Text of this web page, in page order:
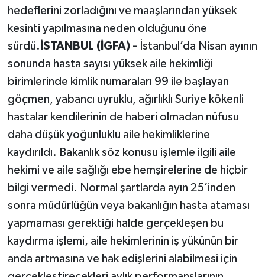
hedeflerini zorladığını ve maaşlarından yüksek
kesinti yapılmasına neden olduğunu öne
sürdü. İSTANBUL (İGFA) - İstanbul’da Nisan ayının
sonunda hasta sayısı yüksek aile hekimliği
birimlerinde kimlik numaraları 99 ile başlayan
göçmen, yabancı uyruklu, ağırlıklı Suriye kökenli
hastalar kendilerinin de haberi olmadan nüfusu
daha düşük yoğunluklu aile hekimliklerine
kaydırıldı. Bakanlık söz konusu işlemle ilgili aile
hekimi ve aile sağlığı ebe hemşirelerine de hiçbir
bilgi vermedi. Normal şartlarda ayın 25’inden
sonra müdürlüğün veya bakanlığın hasta ataması
yapmaması gerektiği halde gerçekleşen bu
kaydırma işlemi, aile hekimlerinin iş yükünün bir
anda artmasına ve hak edişlerini alabilmesi için